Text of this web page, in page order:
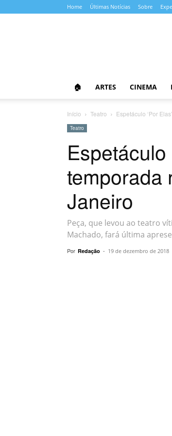
Home Últimas Notícias Sobre
🏠 ARTES CINEMA
Início Teatro Espetáculo ‘Por
Teatro
Espetáculo
temporada
Janeiro
Peça, que levou ao teatro
Machado, fará última
Por Redação - 19 de dezembro de 2018